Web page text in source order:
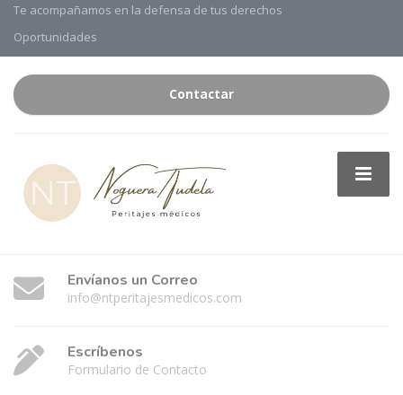
Te acompañamos en la defensa de tus derechos
Oportunidades
Contactar
Envíanos un Correo
info@ntperitajesmedicos.com
Escríbenos
Formulario de Contacto